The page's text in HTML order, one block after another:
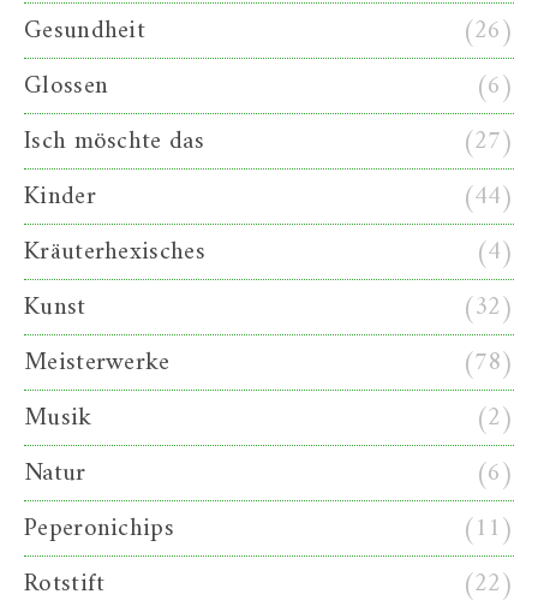
Gesundheit
(26)
Glossen
(6)
Isch möschte das
(27)
Kinder
(44)
Kräuterhexisches
(4)
Kunst
(32)
Meisterwerke
(78)
Musik
(2)
Natur
(6)
Peperonichips
(11)
Rotstift
(22)